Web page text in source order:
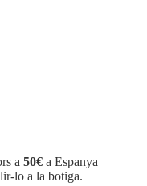
a 50€ a Espanya
lo a la botiga.